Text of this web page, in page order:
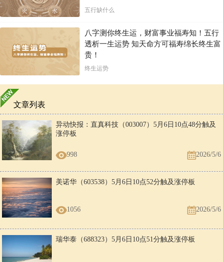
五行缺什么
八字测你终生运，财富事业福寿知！五行
透析一生运势 知天命方可福寿绵长终生富
贵！
终生运势
文章列表
异动快报：直真科技（003007）5月6日10点48分触及
涨停板
998 2026/5/6
美诺华（603538）5月6日10点52分触及涨停板
1056 2026/5/6
瑞华泰（688323）5月6日10点51分触及涨停板